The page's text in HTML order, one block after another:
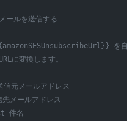
ールを送信する
を自
に変換します。
元メールアドレス
メールアドレス
件名